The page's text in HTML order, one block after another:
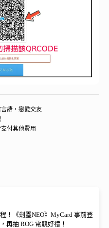
語，戀愛交友
付其他費用
！《劍靈NEO》MyCard 事前登
再抽 ROG 電競好禮！